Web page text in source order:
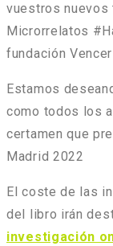
vuestros nuevos
Microrrelatos
fundación
Estamos
como todos los
certamen que
Madrid 2022
El coste de las
del libro irán
investigación